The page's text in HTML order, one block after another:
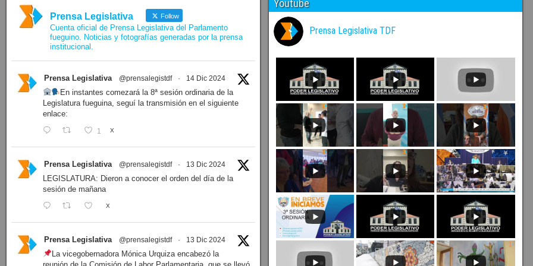
Prensa Legislativa Follow
Cuenta oficial de Prensa Legislativa del Parlamento
fueguino. Noticias y fotografías generadas por la prensa
institucional.
Prensa Legislativa @prensalegistdf · 14 Dic 2024
En instantes comezará la 8ª sesión ordinaria de la
Legislatura fueguina, seguí la transmisión en el siguiente
enlace:
1 X
Prensa Legislativa @prensalegistdf · 13 Dic 2024
LEGISLATURA: Dieron a conocer el orden del día de la
sesión de mañana
X
Prensa Legislativa @prensalegistdf · 13 Dic 2024
La vicegobernadora Mónica Urquiza encabezó la
Youtube
Prensa Legislativa TDF